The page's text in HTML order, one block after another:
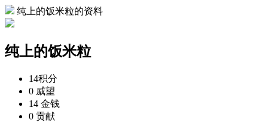
纯上的饭米粒的资料
纯上的饭米粒
14积分
0 威望
14 金钱
0 贡献